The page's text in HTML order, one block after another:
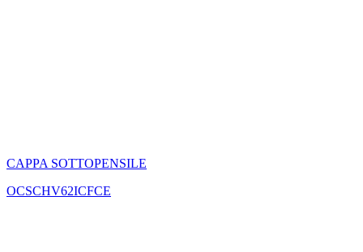
CAPPA SOTTOPENSILE
OCSCHV62ICFCE